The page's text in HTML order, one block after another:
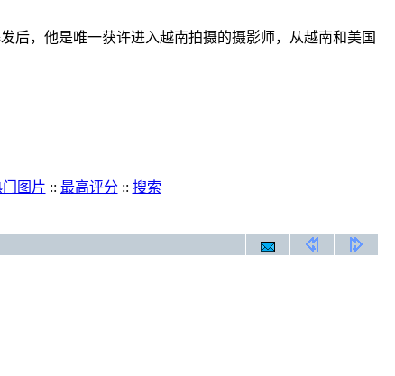
后，他是唯一获许进入越南拍摄的摄影师，从越南和美国
图片 :: 最高评分 :: 搜索